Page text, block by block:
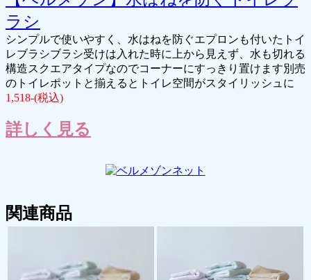
ラシ
シンプルで使いやすく、水はねを防ぐエプロンも付いたトイ
レブラシブラシ受けは入れた時に上から見えず、水も切れる
構造スクエアタイプなのでコーナーにすっきり置けます別売
のトイレポットと揃えるとトイレ空間がスタイリッシュに
1,518-(税込)
詳しく見る
関連商品